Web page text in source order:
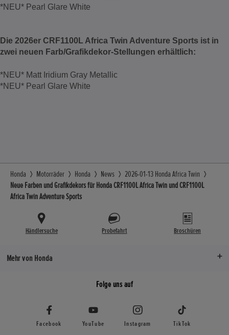
*NEU* Pearl Glare White
Die 2026er CRF1100L Africa Twin Adventure Sports ist in
zwei neuen Farb/Grafikdekor-Stellungen erhältlich:
*NEU* Matt Iridium Gray Metallic
*NEU* Pearl Glare White
Honda Motorräder Honda News
2026-01-13 Honda Africa Twin
Neue Farben und Grafikdekors für Honda CRF1100L Africa Twin und CRF1100L
Africa Twin Adventure Sports
Händlersuche Probefahrt Broschüren
Mehr von Honda
Folge uns auf
Facebook YouTube Instagram TikTok